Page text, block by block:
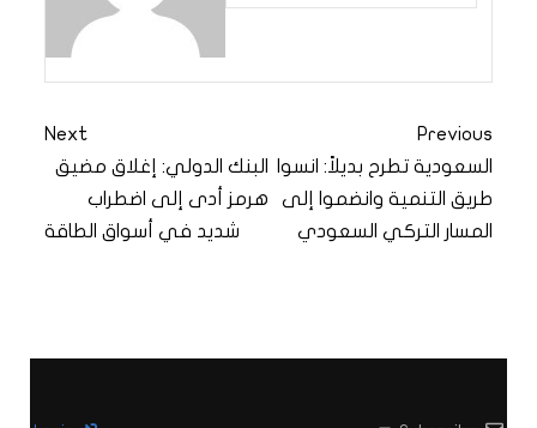
Previous
السعودية تطرح بديلاً: انسوا
طريق التنمية وانضموا إلى
المسار التركي السعودي
Next
البنك الدولي: إغلاق مضيق
هرمز أدى إلى اضطراب
شديد في أسواق الطاقة